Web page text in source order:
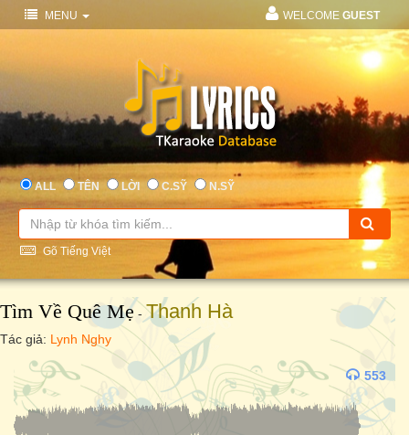
MENU WELCOME GUEST
ALL TÊN LỜI C.SỸ N.SỸ
Gõ Tiếng Việt
Tìm Về Quê Mẹ -Thanh Hà
Tác giả: Lynh Nghy
553